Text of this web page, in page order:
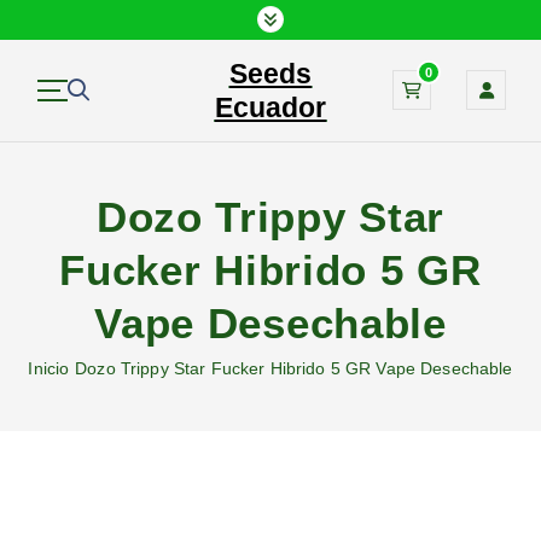
a
Seeds
Ecuador
0
Dozo Trippy Star
Fucker Hibrido 5 GR
Vape Desechable
Inicio Dozo Trippy Star Fucker Hibrido 5 GR Vape Desechable